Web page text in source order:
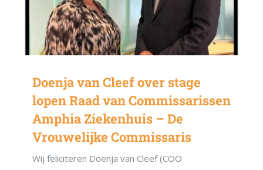
Doenja van Cleef over stage
lopen Raad van Commissarissen
Amphia Ziekenhuis – De
Vrouwelijke Commissaris
Wij feliciteren Doenja van Cleef (COO